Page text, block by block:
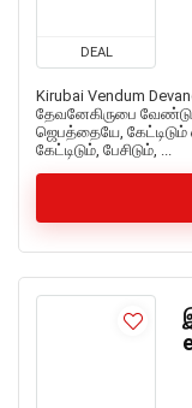
DEAL
Kirubai Vendum
தேவனேகிருபை
ஜெபத்தையே,
கேட்டிடும், பேசிடும், ...